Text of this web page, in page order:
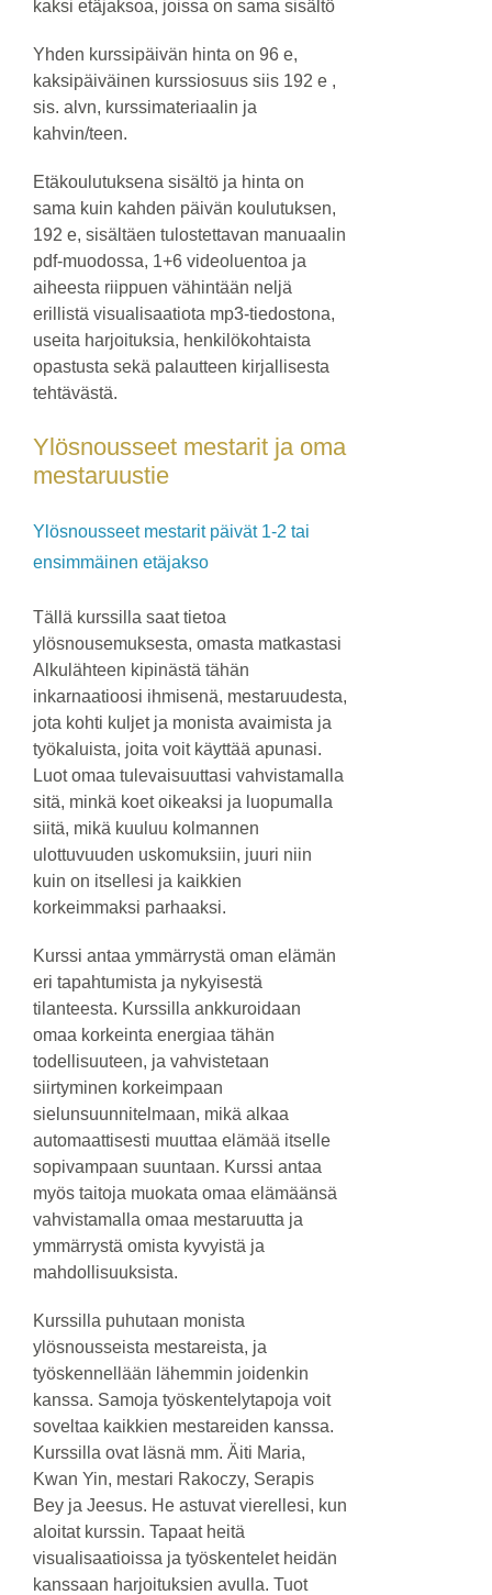
kaksi etäjaksoa, joissa on sama sisältö
Yhden kurssipäivän hinta on 96 e,
kaksipäiväinen kurssiosuus siis 192 e ,
sis. alvn, kurssimateriaalin ja
kahvin/teen.
Etäkoulutuksena sisältö ja hinta on
sama kuin kahden päivän koulutuksen,
192 e, sisältäen tulostettavan manuaalin
pdf-muodossa, 1+6 videoluentoa ja
aiheesta riippuen vähintään neljä
erillistä visualisaatiota mp3-tiedostona,
useita harjoituksia, henkilökohtaista
opastusta sekä palautteen kirjallisesta
tehtävästä.
Ylösnousseet mestarit ja oma
mestaruustie
Ylösnousseet mestarit päivät 1-2 tai
ensimmäinen etäjakso
Tällä kurssilla saat tietoa
ylösnousemuksesta, omasta matkastasi
Alkulähteen kipinästä tähän
inkarnaatioosi ihmisenä, mestaruudesta,
jota kohti kuljet ja monista avaimista ja
työkaluista, joita voit käyttää apunasi.
Luot omaa tulevaisuuttasi vahvistamalla
sitä, minkä koet oikeaksi ja luopumalla
siitä, mikä kuuluu kolmannen
ulottuvuuden uskomuksiin, juuri niin
kuin on itsellesi ja kaikkien
korkeimmaksi parhaaksi.
Kurssi antaa ymmärrystä oman elämän
eri tapahtumista ja nykyisestä
tilanteesta. Kurssilla ankkuroidaan
omaa korkeinta energiaa tähän
todellisuuteen, ja vahvistetaan
siirtyminen korkeimpaan
sielunsuunnitelmaan, mikä alkaa
automaattisesti muuttaa elämää itselle
sopivampaan suuntaan. Kurssi antaa
myös taitoja muokata omaa elämäänsä
vahvistamalla omaa mestaruutta ja
ymmärrystä omista kyvyistä ja
mahdollisuuksista.
Kurssilla puhutaan monista
ylösnousseista mestareista, ja
työskennellään lähemmin joidenkin
kanssa. Samoja työskentelytapoja voit
soveltaa kaikkien mestareiden kanssa.
Kurssilla ovat läsnä mm. Äiti Maria,
Kwan Yin, mestari Rakoczy, Serapis
Bey ja Jeesus. He astuvat vierellesi, kun
aloitat kurssin. Tapaat heitä
visualisaatioissa ja työskentelet heidän
kanssaan harjoituksien avulla. Tuot